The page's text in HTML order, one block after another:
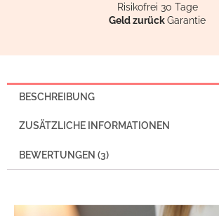
Risikofrei 30 Tage
Geld zurückGarantie
BESCHREIBUNG
ZUSÄTZLICHE INFORMATIONEN
BEWERTUNGEN (3)